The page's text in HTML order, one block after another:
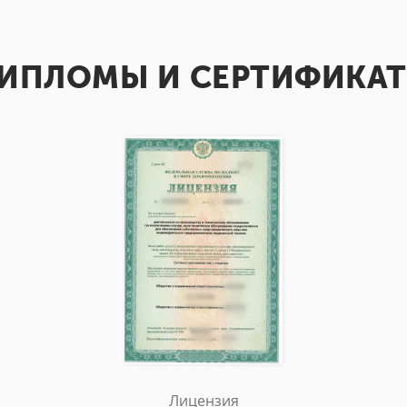
И
Лицензия